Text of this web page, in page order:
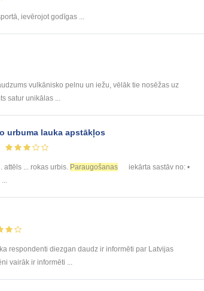
ievērojot godīgas ...
vulkānisko pelnu un iežu, vēlāk tie nosēžas uz
satur unikālas ...
urbuma lauka apstākļos
attēls ... rokas urbis. Paraugošanas
iekārta sastāv no: •
...
respondenti diezgan daudz ir informēti par Latvijas
vairāk ir informēti ...